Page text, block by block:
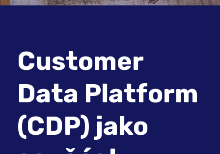
Customer
Data Platform
(CDP) jako